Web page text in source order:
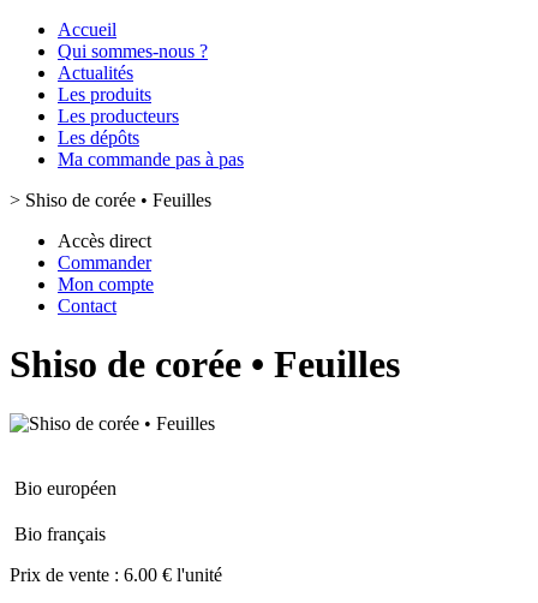
Accueil
Qui sommes-nous ?
Actualités
Les produits
Les producteurs
Les dépôts
Ma commande pas à pas
> Shiso de corée • Feuilles
Accès direct
Commander
Mon compte
Contact
Shiso de corée • Feuilles
Bio européen
Bio français
Prix de vente : 6.00 € l'unité